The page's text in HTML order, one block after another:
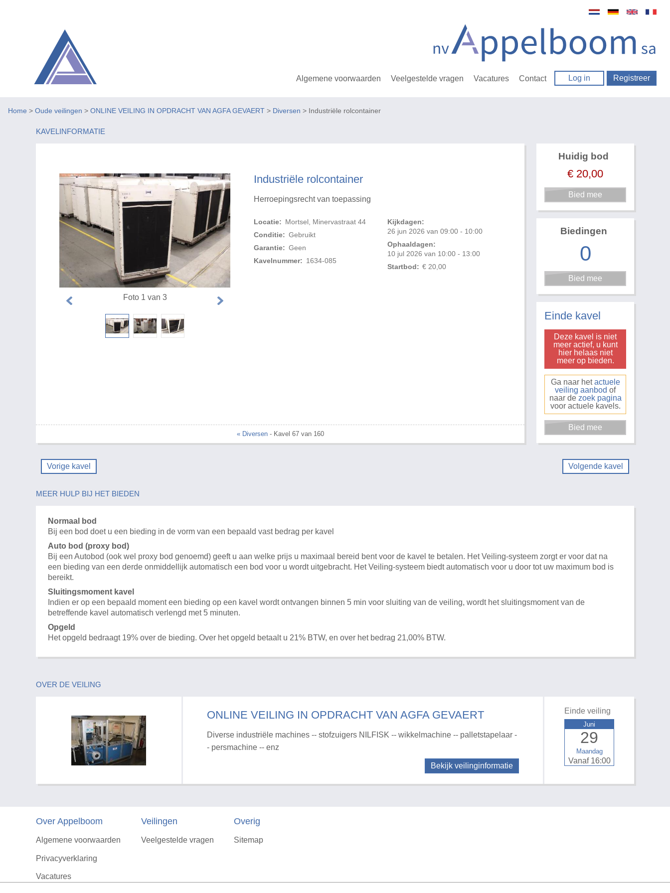
Algemene voorwaarden Veelgestelde vragen Vacatures Contact Log in Registreer
Home > Oude veilingen > ONLINE VEILING IN OPDRACHT VAN AGFA GEVAERT > Diversen > Industriële rolcontainer
KAVELINFORMATIE
Industriële rolcontainer
Herroepingsrecht van toepassing
Locatie: Mortsel, Minervastraat 44
Conditie: Gebruikt
Garantie: Geen
Kavelnummer: 1634-085
Kijkdagen:
26 jun 2026 van 09:00 - 10:00
Ophaaldagen:
10 jul 2026 van 10:00 - 13:00
Startbod: € 20,00
Foto 1 van 3
« Diversen- Kavel 67 van 160
Huidig bod
€ 20,00
Biedingen
0
Einde kavel
Deze kavel is niet
meer actief, u kunt
hier helaas niet
meer op bieden.
Ga naar hetactuele
veiling aanbod of
naar de zoek pagina
voor actuele kavels.
Vorige kavel Volgende kavel
MEER HULP BIJ HET BIEDEN
Normaal bod
Bij een bod doet u een bieding in de vorm van een bepaald vast bedrag per kavel
Auto bod (proxy bod)
Bij een Autobod (ook wel proxy bod genoemd) geeft u aan welke prijs u maximaal bereid bent voor de kavel te betalen. Het Veiling-systeem zorgt er voor dat na
een bieding van een derde onmiddellijk automatisch een bod voor u wordt uitgebracht. Het Veiling-systeem biedt automatisch voor u door tot uw maximum bod is
bereikt.
Sluitingsmoment kavel
Indien er op een bepaald moment een bieding op een kavel wordt ontvangen binnen 5 min voor sluiting van de veiling, wordt het sluitingsmoment van de
betreffende kavel automatisch verlengd met 5 minuten.
Opgeld
Het opgeld bedraagt 19% over de bieding. Over het opgeld betaalt u 21% BTW, en over het bedrag 21,00% BTW.
OVER DE VEILING
ONLINE VEILING IN OPDRACHT VAN AGFA GEVAERT
Diverse industriële machines -- stofzuigers NILFISK -- wikkelmachine -- palletstapelaar -
- persmachine -- enz
Bekijk veilinginformatie
Einde veiling
Maandag
29
Juni
Vanaf 16:00
Over Appelboom
Algemene voorwaarden
Privacyverklaring
Vacatures
Veilingen
Veelgestelde vragen
Overig
Sitemap